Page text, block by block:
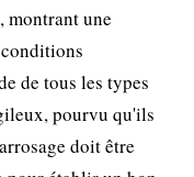
montrant une
de tous les types
pourvu qu'ils
doit être